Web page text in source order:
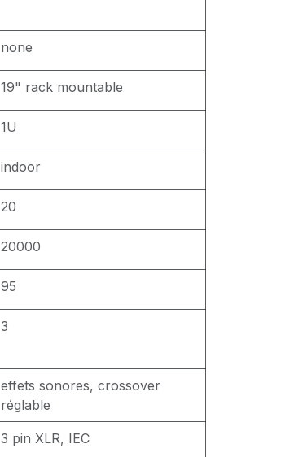
none
19" rack mountable
1U
indoor
20
20000
95
3
effets sonores, crossover
réglable
3 pin XLR, IEC